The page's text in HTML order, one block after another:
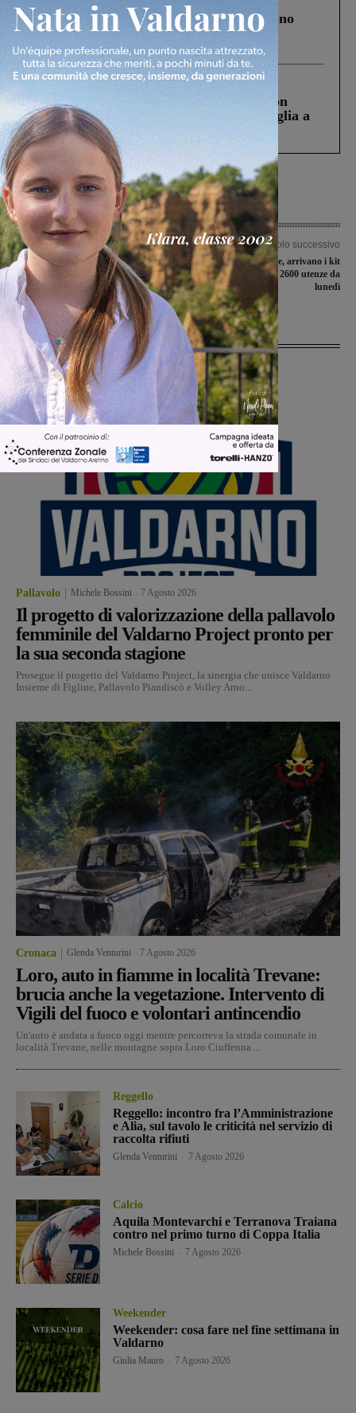
Un anno fa la strage in A1 in cui morirono
Gianni, Giulia e Franco. Lo schianto, il
processo, lo stop ai sorpassi fra tir....
Cronaca 3 Agosto 2026
Scomparso da una struttura di Castiglion
Fiorentino l’uomo che aveva ucciso la figlia a
Levane nel 2020
Articolo precedente
Alla stazione inaugurato il Centro di
servizi alla persona: c’è anche lo
sportello per donne vittime di violenza
Articolo successivo
Porta a porta a Figline, arrivano i kit
nelle case: consegna a 2600 utenze da
lunedì
Ultime Notizie
Pallavolo Michele Bossini 7 Agosto 2026
Il progetto di valorizzazione della pallavolo
femminile del Valdarno Project pronto per
la sua seconda stagione
Prosegue il progetto del Valdarno Project, la sinergia che unisce Valdarno
Insieme di Figline, Pallavolo Piandiscò e Volley Arno...
Cronaca Glenda Venturini 7 Agosto 2026
Loro, auto in fiamme in località Trevane:
brucia anche la vegetazione. Intervento di
Vigili del fuoco e volontari antincendio
Un'auto è andata a fuoco oggi mentre percorreva la strada comunale in
località Trevane, nelle montagne sopra Loro Ciuffenna....
Reggello
Reggello: incontro fra l’Amministrazione
e Alia, sul tavolo le criticità nel servizio di
raccolta rifiuti
Glenda Venturini 7 Agosto 2026
Calcio
Aquila Montevarchi e Terranova Traiana
contro nel primo turno di Coppa Italia
Michele Bossini 7 Agosto 2026
Weekender
Weekender: cosa fare nel fine settimana in
Valdarno
Giulia Mauro 7 Agosto 2026